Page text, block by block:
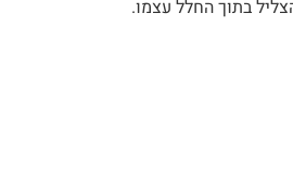
בתוך החלל עצמו.